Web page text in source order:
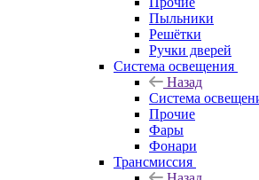
Пыльники
Решётки
Ручки дверей
Система освещения
Назад
Система
Прочие
Фары
Фонари
Трансмиссия